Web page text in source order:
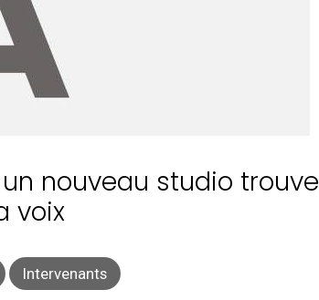
nouveau studio trouve
voix
Intervenants